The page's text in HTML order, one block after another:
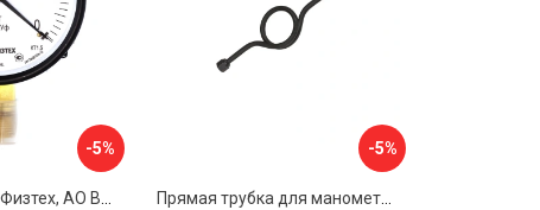
-5%
Вакуумметр ПО Физтех, АО ВП3-Уф 4687205178022
-5%
Прямая трубка для манометра ЭКО-М ТМП-G1/2F-G1/2M